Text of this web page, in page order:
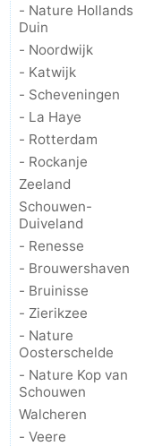
- Nature Hollands
Duin
- Noordwijk
- Katwijk
- Scheveningen
- La Haye
- Rotterdam
- Rockanje
Zeeland
Schouwen-
Duiveland
- Renesse
- Brouwershaven
- Bruinisse
- Zierikzee
- Nature
Oosterschelde
- Nature Kop van
Schouwen
Walcheren
- Veere